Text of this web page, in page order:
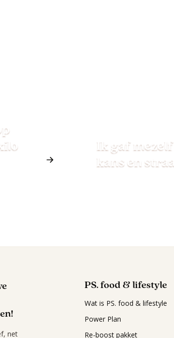
Ik gaf
kans en
net
PS. food & lifestyle
Wat is PS. food & lifestyle
Power Plan
Re-boost pakket